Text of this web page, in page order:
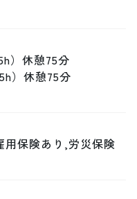
）休憩75分
）休憩75分
保険あり,労災保険